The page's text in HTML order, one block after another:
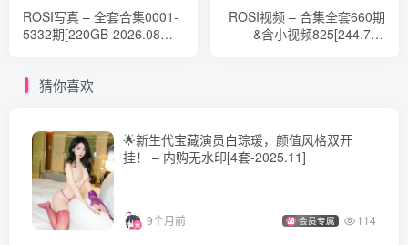
[ROSI写真]口罩系列 2026.03.16 NO.3564 [77P175MB]
[ROSI写真]口罩系列 2026.03.14 NO.3562 [86P215MB]
[ROSI写真]口罩系列 2026.03.13 NO.3561 [124P1.24GB]
[ROSI写真]口罩系列 2026.03.12 NO.3560 [125P265MB]
[ROSI写真]口罩系列 2026.03.11 NO.3559 [91P205MB]
ROSI写真 – 全套合集0001-
5332期[220GB-2026.08持
ROSI视频 – 合集全套660期
&含小视频825[244.7G-
猜你喜欢
🌟新生代宝藏演员白琮瑗，颜值风格双开
挂！ – 内购无水印[4套-2025.11]
9个月前 会员专属 114